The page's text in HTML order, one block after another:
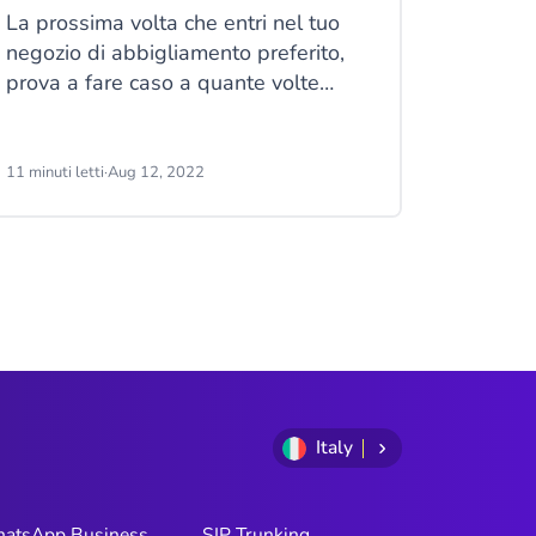
La prossima volta che entri nel tuo
negozio di abbigliamento preferito,
prova a fare caso a quante volte
un'esperienza simile è difficile. È
11 minuti letti·Aug 12, 2022
Italy